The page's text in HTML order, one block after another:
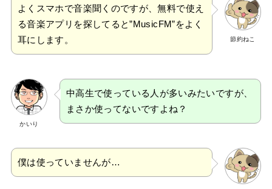
節約ねこ
よくスマホで音楽聞くのですが、無料で使え
る音楽アプリを探してると”MusicFM”をよく
耳にします。
かいり
中高生で使っている人が多いみたいですが、
まさか使ってないですよね？
僕は使っていませんが…